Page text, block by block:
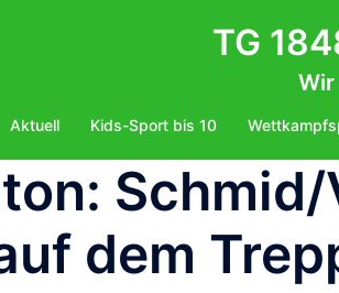
TG
Aktuell Kids-Sport bis 10
dem